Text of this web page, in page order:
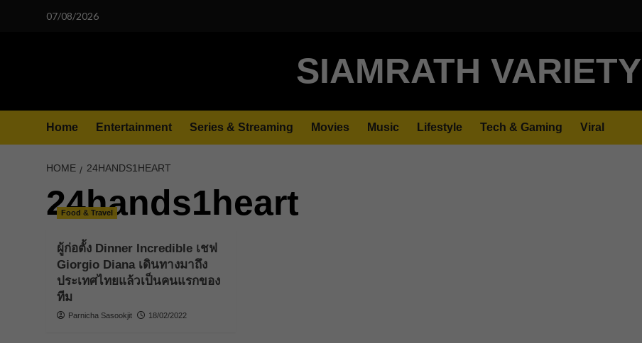
07/08/2026
SIAMRATH VARIETY
Home Entertainment Series & Streaming Movies Music Lifestyle Tech & Gaming Viral
HOME 24HANDS1HEART
24hands1heart
Food & Travel
ผู้ก่อตั้ง Dinner Incredible เชฟ
Giorgio Diana เดินทางมาถึง
ประเทศไทยแล้วเป็นคนแรกของ
ทีม
Parnicha Sasookjit 18/02/2022